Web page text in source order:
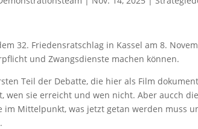
32. Friedensratschlag in Kassel am 8.
und Zwangsdienste machen können.
Teil der Debatte, die hier als Film
wen sie erreicht und wen nicht. Aber aucch
im Mittelpunkt, was jetzt getan werden muss